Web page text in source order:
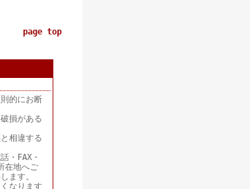
page top
的にお断
損がある
相違する
・FAX・
在地へご
ます。
なります